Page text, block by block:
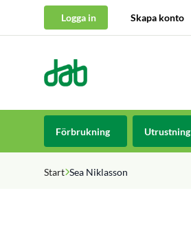
Logga in Skapa konto
DAB Dental
Förbrukning Utrustning
Start Sea Niklasson